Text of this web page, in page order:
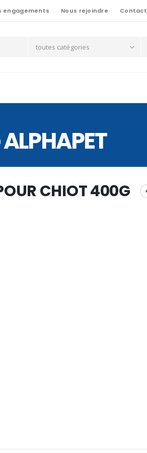
engagements Nous rejoindre Contact
toutes catégories
CHIOT 400G